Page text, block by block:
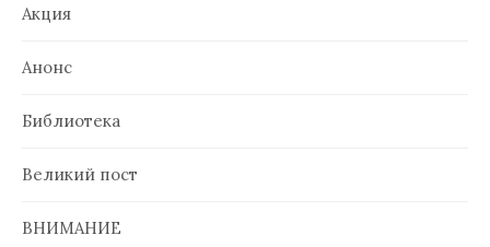
Акция
Анонс
Библиотека
Великий пост
ВНИМАНИЕ